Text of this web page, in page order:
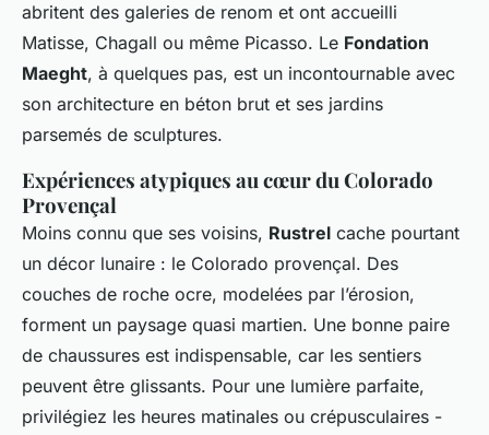
abritent des galeries de renom et ont accueilli
Matisse, Chagall ou même Picasso. Le Fondation
Maeght, à quelques pas, est un incontournable avec
son architecture en béton brut et ses jardins
parsemés de sculptures.
Expériences atypiques au cœur du Colorado
Provençal
Moins connu que ses voisins, Rustrel cache pourtant
un décor lunaire : le Colorado provençal. Des
couches de roche ocre, modelées par l’érosion,
forment un paysage quasi martien. Une bonne paire
de chaussures est indispensable, car les sentiers
peuvent être glissants. Pour une lumière parfaite,
privilégiez les heures matinales ou crépusculaires -